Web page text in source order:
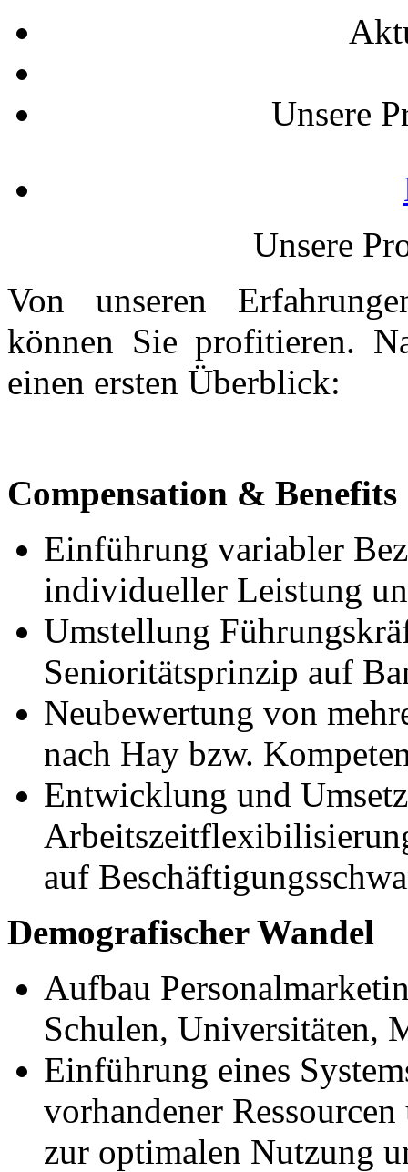
Unsere
Unsere
Von unseren
können Sie profitieren.
einen ersten Überblick:
Compensation & Benefits
Einführung variabler
individueller Leistung
Umstellung
Senioritätsprinzip auf
Neubewertung von
nach Hay bzw.
Entwicklung und
auf
Demografischer Wandel
Aufbau
Schulen, Universitäten,
Einführung eines
vorhandener
zur optimalen Nutzung